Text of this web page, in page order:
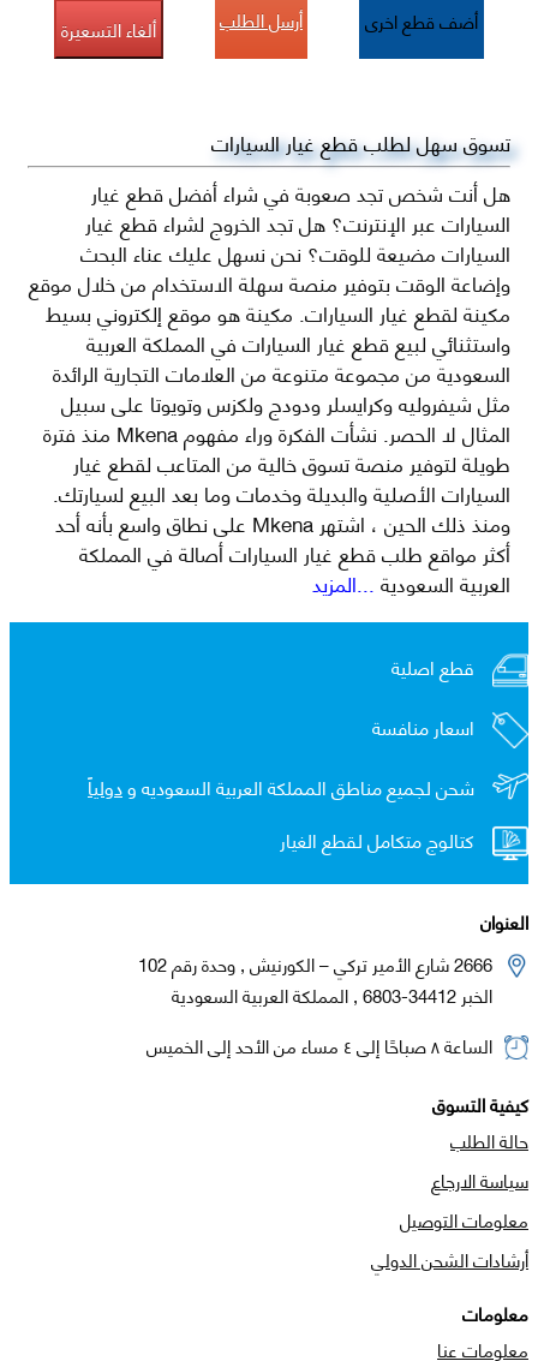
أضف قطع اخرى أرسل الطلب ألغاء التسعيرة
تسوق سهل لطلب قطع غيار السيارات
هل أنت شخص تجد صعوبة في شراء أفضل قطع غيار
السيارات عبر الإنترنت؟ هل تجد الخروج لشراء قطع غيار
السيارات مضيعة للوقت؟ نحن نسهل عليك عناء البحث
وإضاعة الوقت بتوفير منصة سهلة الاستخدام من خلال موقع
مكينة لقطع غيار السيارات. مكينة هو موقع إلكتروني بسيط
واستثنائي لبيع قطع غيار السيارات في المملكة العربية
السعودية من مجموعة متنوعة من العلامات التجارية الرائدة
مثل شيفروليه وكرايسلر ودودج ولكزس وتويوتا على سبيل
المثال لا الحصر. نشأت الفكرة وراء مفهوم Mkena منذ فترة
طويلة لتوفير منصة تسوق خالية من المتاعب لقطع غيار
السيارات الأصلية والبديلة وخدمات وما بعد البيع لسيارتك.
ومنذ ذلك الحين ، اشتهر Mkena على نطاق واسع بأنه أحد
أكثر مواقع طلب قطع غيار السيارات أصالة في المملكة
العربية السعودية...المزيد
قطع اصلية
اسعار منافسة
شحن لجميع مناطق المملكة العربية السعوديه ودولياً
كتالوج متكامل لقطع الغيار
العنوان
2666 شارع الأمير تركي – الكورنيش , وحدة رقم 102
الخبر 34412-6803 , المملكة العربية السعودية
الساعة ٨ صباحًا إلى ٤ مساء من الأحد إلى الخميس
كيفية التسوق
حالة الطلب
سياسة الارجاع
معلومات التوصيل
أرشادات الشحن الدولي
معلومات
معلومات عنا